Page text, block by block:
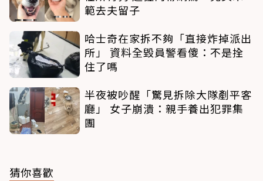
範去夫留子
哈士奇在家拆不夠「直接炸掉派出
所」 資料全毀員警看傻：不是拴
住了嗎
半夜被吵醒「驚見拆除大隊剷平客
廳」 女子崩潰：親手養出犯罪集
團
猜你喜歡